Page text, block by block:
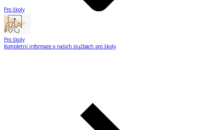
Pro školy
Pro školy
Kompletní informace o našich službách pro školy